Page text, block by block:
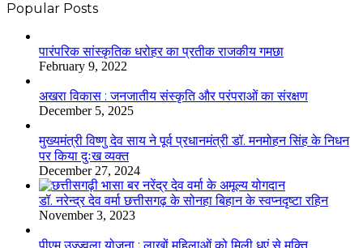
Popular Posts
​​​​​​​पारंपरिक सांस्कृतिक धरोहर का प्रतीक राजकीय गमछा
February 9, 2022
अखरा विकास : जनजातीय संस्कृति और परंपराओं का संरक्षण
December 5, 2025
मुख्यमंत्री विष्णु देव साय ने पूर्व प्रधानमंत्री डॉ. मनमोहन सिंह के निधन
पर किया दुःख व्यक्त
December 27, 2024
डॉ. नरेन्द्र देव वर्मा छत्तीसगढ़ के सोनहा बिहान के स्वप्नदृष्टा रहिन
November 3, 2023